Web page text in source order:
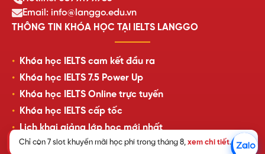
Chỉ còn 7 slot khuyến mãi học phí trong tháng 8, xem chi tiết.
Email: info@langgo.edu.vn
THÔNG TIN KHÓA HỌC TẠI IELTS LANGGO
Khóa học IELTS cam kết đầu ra
Khóa học IELTS 7.5 Power Up
Khóa học IELTS Online trực tuyến
Khóa học IELTS cấp tốc
Lịch khai giảng lớp học mới nhất
Review của học viên LangGo